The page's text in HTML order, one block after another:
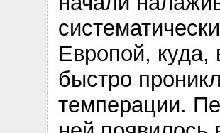
Европой, куда,
быстро
темперации.